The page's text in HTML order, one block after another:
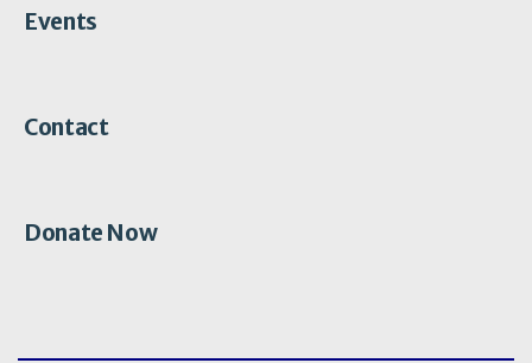
Events
Contact
Donate Now